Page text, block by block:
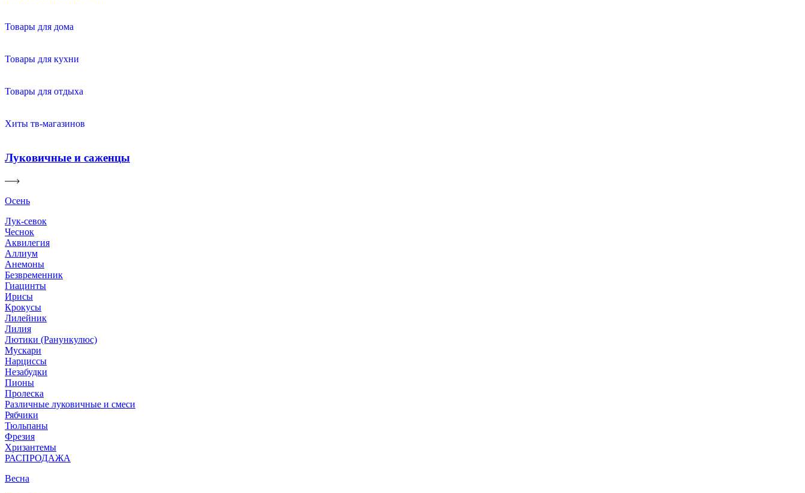
Товары для дома
Товары для кухни
Товары для отдыха
Хиты тв-магазинов
Луковичные и саженцы
Осень
Лук-севок
Чеснок
Аквилегия
Аллиум
Анемоны
Безвременник
Гиацинты
Ирисы
Крокусы
Лилейник
Лилия
Лютики (Ранункулюс)
Мускари
Нарцисcы
Незабудки
Пионы
Пролеска
Различные луковичные и смеси
Рябчики
Тюльпаны
Фрезия
Хризантемы
РАСПРОДАЖА
Весна